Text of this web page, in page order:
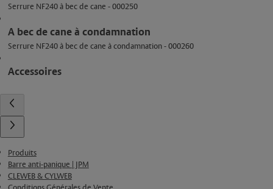
Serrure NF240 à bec de cane - 000250
A bec de cane à condamnation
Serrure NF240 à bec de cane à condamnation - 000260
Accessoires
Produits
Barre anti-panique | JPM
CLEWEB & CYLWEB